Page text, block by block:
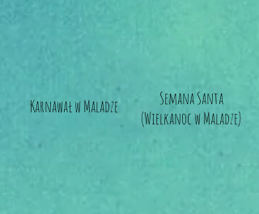
Semana Santa
(Wielkanoc w Maladze)
Karnawał w Maladze